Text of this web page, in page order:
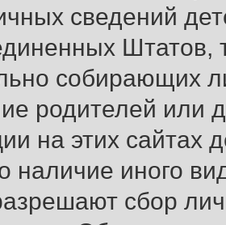
сведений
Штатов,
собирающих
родителей или
на этих сайтах
наличие иного
сбор